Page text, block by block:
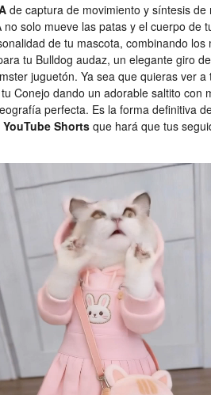
de captura de movimiento y síntesis
solo mueve las patas y el cuerpo de
de tu mascota, combinando los
tu Bulldog audaz, un elegante giro
juguetón. Ya sea que quieras ver
Conejo dando un adorable saltito con
perfecta. Es la forma definitiva
YouTube Shorts que hará que tus